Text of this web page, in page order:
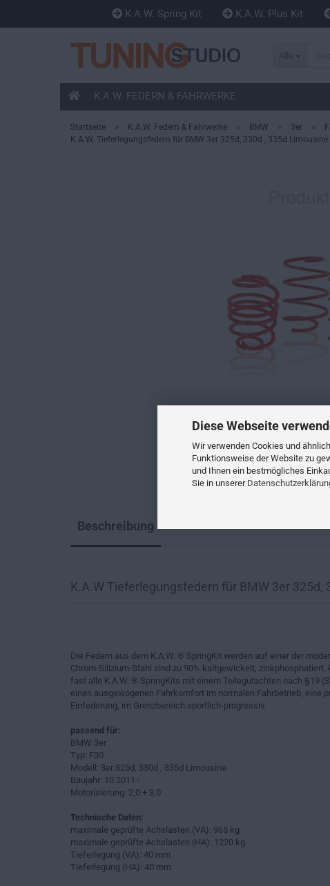
Diese Webseite
Wir verwenden Cookies und
Funktionsweise der Website zu
und Ihnen ein bestmögliches
Sie in unserer
K.A.W. Spring Kit K.A.W. Plus Kit
K.A.W. FEDERN & FAHRWERKE
Startseite » K.A.W. Federn & Fahrwerke » BMW » 3er »
K.A.W. Tieferlegungsfedern für BMW 3er 325d, 330d , 335d
Beschreibung
K.A.W Tieferlegungsfedern für BMW 3er 325d,
Die Federn aus dem K.A.W. ® SpringKit werden auf einer der
Chrom-Silizium-Stahl sind zu 90% kaltgewickelt,
fast alle K.A.W. ® SpringKits mit einem Teilegutachten nach §19
einen ausgewogenen Fahrkomfort im normalen Fahrbetrieb,
Einfederung, im Grenzbereich sportlich-progressiv.
passend für:
BMW 3er
Typ: F30
Modell: 3er 325d, 330d , 335d Limousine
Baujahr: 10.2011 -
Motorisierung: 2,0 + 3,0
Technische Daten:
maximale geprüfte Achslasten (VA): 965 kg
maximale geprüfte Achslasten (HA): 1220 kg
Tieferlegung (VA): 40 mm
Tieferlegung (HA): 40 mm